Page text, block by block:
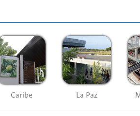
Caribe La Paz